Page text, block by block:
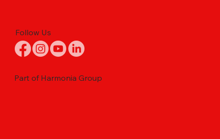
Follow Us
Part of Harmonia Group